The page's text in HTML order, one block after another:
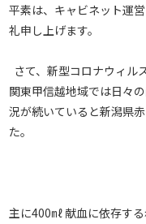
平素は、キャビネット運
礼申し上げます。
さて、新型コロナウィル
関東甲信越地域では日々
況が続いていると新潟県
た。
主に400㎖ 献血に依存す